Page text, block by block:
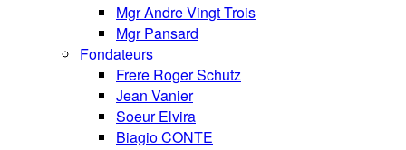
Mgr Andre Vingt Trois
Mgr Pansard
Fondateurs
Frere Roger Schutz
Jean Vanier
Soeur Elvira
Biagio CONTE